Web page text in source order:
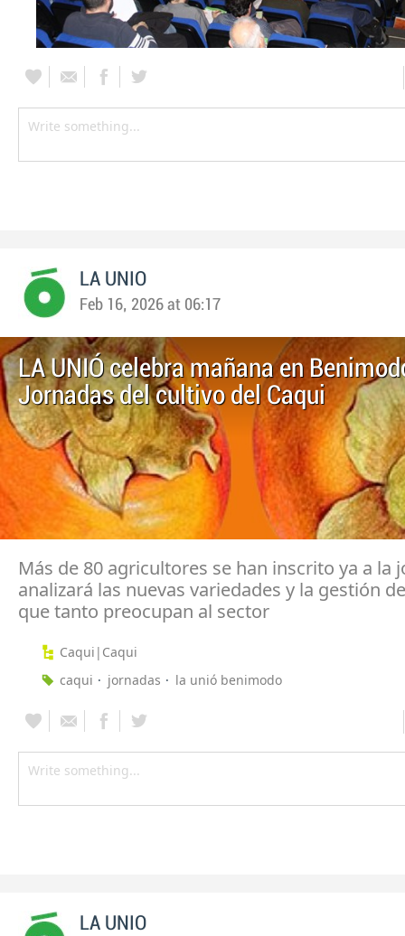
LA UNIO
Feb 16, 2026 at 06:17
LA UNIÓ celebra mañana en
Jornadas del cultivo del Caqui
Más de 80 agricultores se han inscrito ya a la
analizará las nuevas variedades y la gestión
que tanto preocupan al sector
Caqui|Caqui
caqui
jornadas la unió benimodo
LA UNIO